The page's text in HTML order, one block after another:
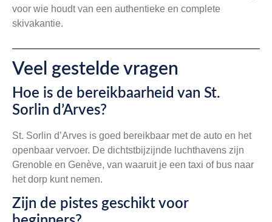
voor wie houdt van een authentieke en complete
skivakantie.
Veel gestelde vragen
Hoe is de bereikbaarheid van St.
Sorlin d’Arves?
St. Sorlin d’Arves is goed bereikbaar met de auto en het
openbaar vervoer. De dichtstbijzijnde luchthavens zijn
Grenoble en Genève, van waaruit je een taxi of bus naar
het dorp kunt nemen.
Zijn de pistes geschikt voor